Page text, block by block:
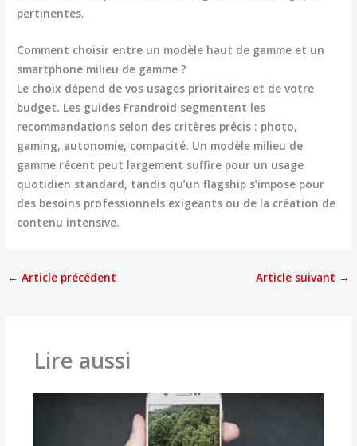
pertinentes.
Comment choisir entre un modèle haut de gamme et un
smartphone milieu de gamme ?
Le choix dépend de vos usages prioritaires et de votre
budget. Les guides Frandroid segmentent les
recommandations selon des critères précis : photo,
gaming, autonomie, compacité. Un modèle milieu de
gamme récent peut largement suffire pour un usage
quotidien standard, tandis qu’un flagship s’impose pour
des besoins professionnels exigeants ou de la création de
contenu intensive.
← Article précédent Article suivant →
Lire aussi